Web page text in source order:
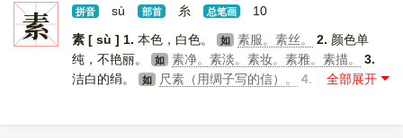
南、北、西）。 凉 [ liàng ] 1. 放一会儿，使温度降低。
素 拼音 sù 部首 糸 总笔画
10
素 [ sù ] 1. 本色，白色。 如 素服。素丝。 2. 颜色单
纯，不艳丽。
如 素净。素淡。素妆。素雅。素描。
3.
洁白的绢。
如 尺素（用绸子写的信）。 4. 本来的，质